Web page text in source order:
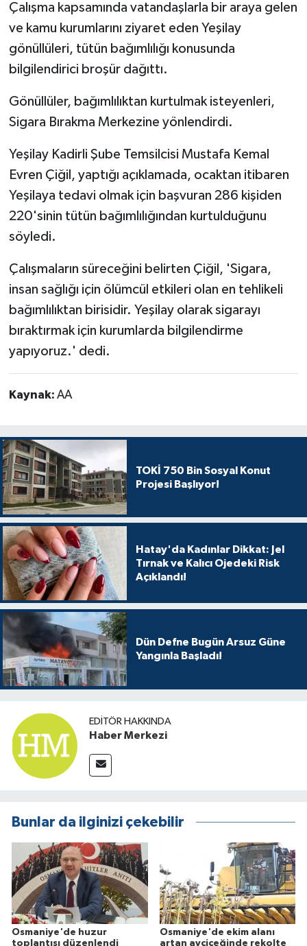
Çalışma kapsamında vatandaşlarla bir araya gelen
ve kamu kurumlarını ziyaret eden Yeşilay
gönüllüleri, tütün bağımlılığı konusunda
bilgilendirici broşür dağıttı.
Gönüllüler, bağımlılıktan kurtulmak isteyenleri,
Sigara Bırakma Merkezine yönlendirdi.
Yeşilay Kadirli Şube Temsilcisi Mustafa Kemal
Evren Çiğil, yaptığı açıklamada, ocaktan itibaren
Yeşilaya tedavi olmak için başvuran 286 kişiden
220'sinin tütün bağımlılığından kurtulduğunu
söyledi.
Çalışmaların süreceğini belirten Çiğil, 'Sigara,
insan sağlığı için ölümcül etkileri olan en tehlikeli
bağımlılıktan birisidir. Yeşilay olarak sigarayı
bıraktırmak için kurumlarda bilgilendirme
yapıyoruz.' dedi.
Kaynak: AA
TOKİ 750 Bin Sosyal Konut
Projesi Başlıyor!
Hatay'da Kadınlar Dikkat: Jel
Tırnak ve Kalıcı Ojedeki Risk
Açıklandı!
Dün Defne Bugün Arsuz Güne
Yangınla Başladı!
EDITÖR HAKKINDA
Haber Merkezi
Bunlar da ilginizi çekebilir
Osmaniye'de huzur
toplantısı düzenlendi
Osmaniye'de ekim alanı
artan ayçiçeğinde rekolte